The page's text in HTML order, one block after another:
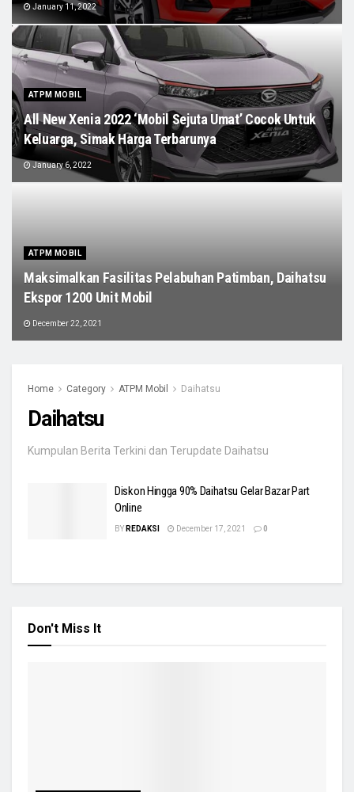
January 11, 2022
ATPM MOBIL
All New Xenia 2022 ‘Mobil Sejuta Umat’ Cocok Untuk
Keluarga, Simak Harga Terbarunya
January 6, 2022
ATPM MOBIL
Maksimalkan Fasilitas Pelabuhan Patimban, Daihatsu
Ekspor 1200 Unit Mobil
December 22, 2021
Home Category ATPM Mobil Daihatsu
Daihatsu
Kumpulan Berita Terkini dan Terupdate Daihatsu
Diskon Hingga 90% Daihatsu Gelar Bazar Part
Online
BY REDAKSI December 17, 2021 0
Don't Miss It